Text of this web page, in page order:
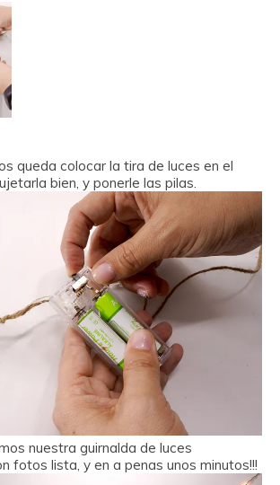
queda colocar la tira de luces en el
bien, y ponerle las pilas.
nuestra guirnalda de luces
fotos lista, y en a penas unos minutos!!!